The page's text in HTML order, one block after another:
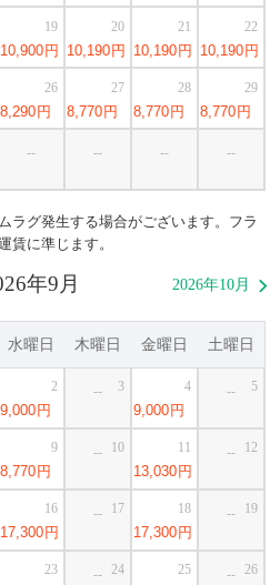
10,900円
19
10,190円
20
10,190円
21
10,190円
22
8,290円
26
8,770円
27
8,770円
28
8,770円
29
-- -- -- --
ラグ発生する場合がございます。フラ
賃に準じます。
年9月 2026年10月 
水曜日 木曜日 金曜日 土曜日
9,000 円
2 -- 3
9,000 円
4 -- 5
8,770 円
9 -- 10
13,030 円
11 -- 12
17,300 円
16 -- 17
17,300 円
18 -- 19
23 -- 24 25 -- 26